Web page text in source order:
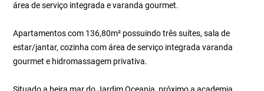
área de serviço integrada e varanda gourmet.
Apartamentos com 136,80m² possuindo três suítes, sala de
estar/jantar, cozinha com área de serviço integrada varanda
gourmet e hidromassagem privativa.